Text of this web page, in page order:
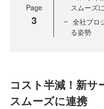
Page
3
スムーズ
全社プロ
る姿勢
コスト半減！新サ
スムーズに連携